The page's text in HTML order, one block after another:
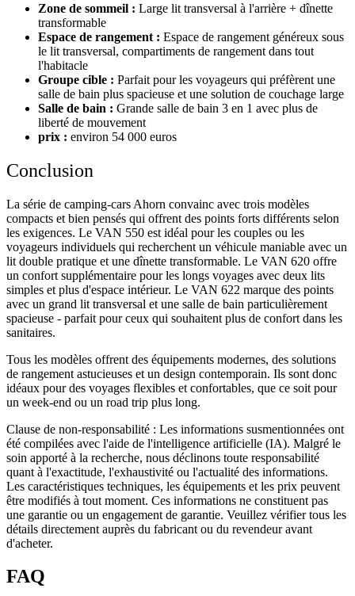
Zone de sommeil : Large lit transversal à l'arrière + dînette
transformable
Espace de rangement : Espace de rangement généreux sous
le lit transversal, compartiments de rangement dans tout
l'habitacle
Groupe cible : Parfait pour les voyageurs qui préfèrent une
salle de bain plus spacieuse et une solution de couchage large
Salle de bain : Grande salle de bain 3 en 1 avec plus de
liberté de mouvement
prix : environ 54 000 euros
Conclusion
La série de camping-cars Ahorn convainc avec trois modèles
compacts et bien pensés qui offrent des points forts différents selon
les exigences. Le VAN 550 est idéal pour les couples ou les
voyageurs individuels qui recherchent un véhicule maniable avec un
lit double pratique et une dînette transformable. Le VAN 620 offre
un confort supplémentaire pour les longs voyages avec deux lits
simples et plus d'espace intérieur. Le VAN 622 marque des points
avec un grand lit transversal et une salle de bain particulièrement
spacieuse - parfait pour ceux qui souhaitent plus de confort dans les
sanitaires.
Tous les modèles offrent des équipements modernes, des solutions
de rangement astucieuses et un design contemporain. Ils sont donc
idéaux pour des voyages flexibles et confortables, que ce soit pour
un week-end ou un road trip plus long.
Clause de non-responsabilité : Les informations susmentionnées ont
été compilées avec l'aide de l'intelligence artificielle (IA). Malgré le
soin apporté à la recherche, nous déclinons toute responsabilité
quant à l'exactitude, l'exhaustivité ou l'actualité des informations.
Les caractéristiques techniques, les équipements et les prix peuvent
être modifiés à tout moment. Ces informations ne constituent pas
une garantie ou un engagement de garantie. Veuillez vérifier tous les
détails directement auprès du fabricant ou du revendeur avant
d'acheter.
FAQ